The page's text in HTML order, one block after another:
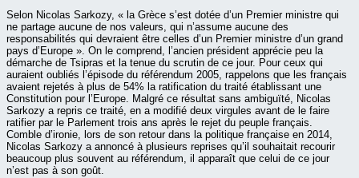
Selon Nicolas Sarkozy, « la Grèce s’est dotée d’un Premier ministre qui
ne partage aucune de nos valeurs, qui n’assume aucune des
responsabilités qui devraient être celles d’un Premier ministre d’un grand
pays d’Europe ». On le comprend, l’ancien président apprécie peu la
démarche de Tsipras et la tenue du scrutin de ce jour. Pour ceux qui
auraient oubliés l’épisode du référendum 2005, rappelons que les français
avaient rejetés à plus de 54% la ratification du traité établissant une
Constitution pour l’Europe. Malgré ce résultat sans ambiguïté, Nicolas
Sarkozy a repris ce traité, en a modifié deux virgules avant de le faire
ratifier par le Parlement trois ans après le rejet du peuple français.
Comble d’ironie, lors de son retour dans la politique française en 2014,
Nicolas Sarkozy a annoncé à plusieurs reprises qu’il souhaitait recourir
beaucoup plus souvent au référendum, il apparaît que celui de ce jour
n’est pas à son goût.